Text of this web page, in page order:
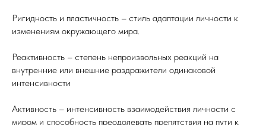
Ригидность и пластичность – стиль адаптации личности к
изменениям окружающего мира.
Реактивность – степень непроизвольных реакций на
внутренние или внешние раздражители одинаковой
интенсивности
Активность – интенсивность взаимодействия личности с
миром и способность преодолевать препятствия на пути к